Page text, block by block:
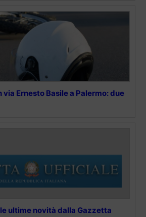
Ernesto Basile a Palermo: due
ultime novità dalla Gazzetta